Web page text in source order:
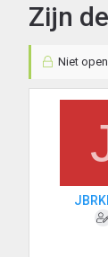
Zijn
Niet